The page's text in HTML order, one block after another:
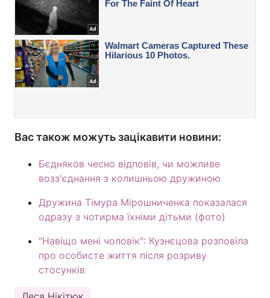
Вас також можуть зацікавити новини:
Бєдняков чесно відповів, чи можливе
возз'єднання з колишньою дружиною
Дружина Тімура Мірошниченка показалася
одразу з чотирма їхніми дітьми (фото)
"Навіщо мені чоловік": Кузнєцова розповіла
про особисте життя після розриву
стосунків